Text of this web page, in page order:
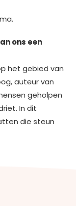
ons een
het gebied van
auteur van
geholpen
In dit
die steun